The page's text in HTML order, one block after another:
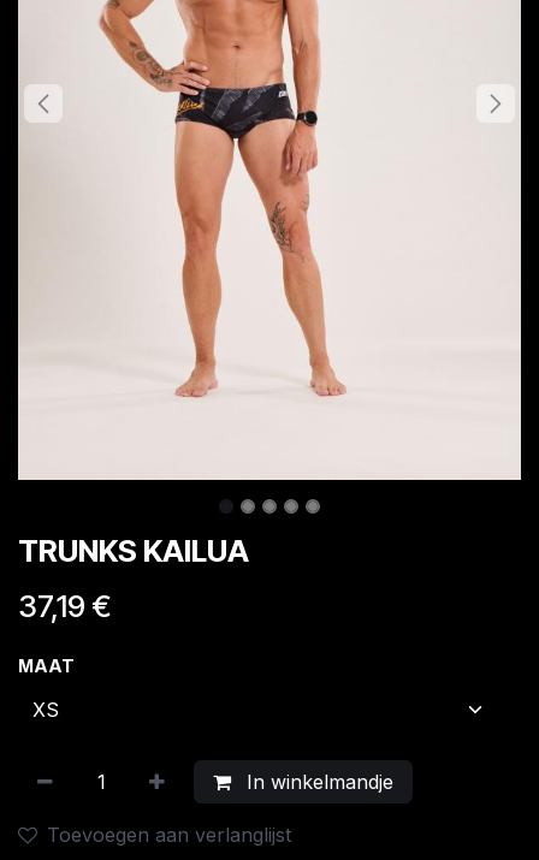
TRUNKS KAILUA
37,19 €
MAAT
In winkelmandje
Toevoegen aan verlanglijst